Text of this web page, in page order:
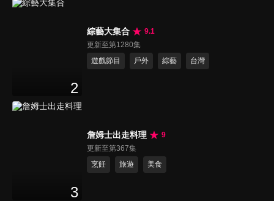
2
綜藝大集合
9.1
更新至第1280集
遊戲節目
戶外 綜藝 台灣
3
詹姆士出走料理
9
更新至第367集
烹飪
旅遊 美食